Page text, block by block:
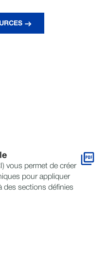
vous permet de créer
pour appliquer
des sections définies